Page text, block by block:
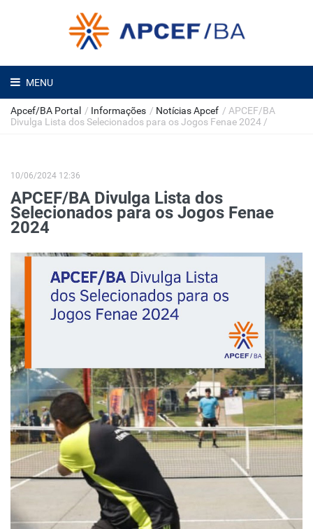
MENU
Apcef/BA Portal / Informações / Notícias Apcef / APCEF/BA
Divulga Lista dos Selecionados para os Jogos Fenae 2024 /
10/06/2024 12:36
APCEF/BA Divulga Lista dos
Selecionados para os Jogos Fenae
2024